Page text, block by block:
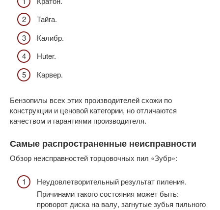
Тайга.
Калибр.
Huter.
Карвер.
Бензопилы всех этих производителей схожи по
конструкции и ценовой категории, но отличаются
качеством и гарантиями производителя.
Самые распространенные неисправности
Обзор неисправностей торцовочных пил «Зубр»:
Неудовлетворительный результат пиления.
Причинами такого состояния может быть:
проворот диска на валу, загнутые зубья пильного